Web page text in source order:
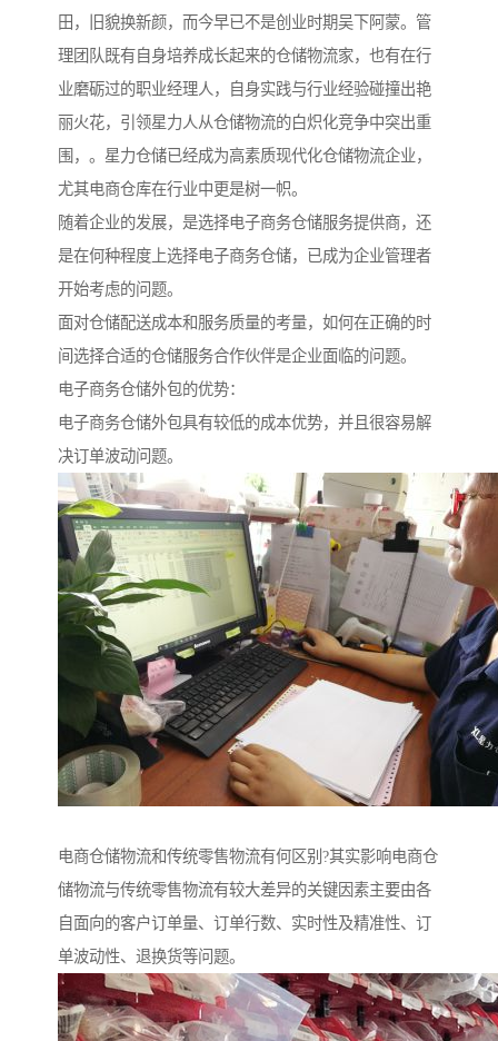
田，旧貌换新颜，而今早已不是创业时期吴下阿蒙。管
理团队既有自身培养成长起来的仓储物流家，也有在行
业磨砺过的职业经理人，自身实践与行业经验碰撞出艳
丽火花，引领星力人从仓储物流的白炽化竞争中突出重
围，。星力仓储已经成为高素质现代化仓储物流企业，
尤其电商仓库在行业中更是树一帜。
随着企业的发展，是选择电子商务仓储服务提供商，还
是在何种程度上选择电子商务仓储，已成为企业管理者
开始考虑的问题。
面对仓储配送成本和服务质量的考量，如何在正确的时
间选择合适的仓储服务合作伙伴是企业面临的问题。
电子商务仓储外包的优势：
电子商务仓储外包具有较低的成本优势，并且很容易解
决订单波动问题。
电商仓储物流和传统零售物流有何区别?其实影响电商仓
储物流与传统零售物流有较大差异的关键因素主要由各
自面向的客户订单量、订单行数、实时性及精准性、订
单波动性、退换货等问题。